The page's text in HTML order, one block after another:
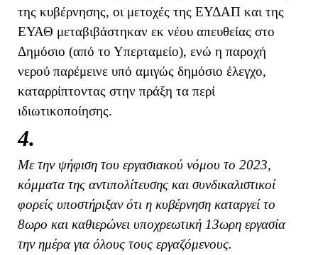
της κυβέρνησης, οι μετοχές της ΕΥΔΑΠ και της
ΕΥΑΘ μεταβιβάστηκαν εκ νέου απευθείας στο
Δημόσιο (από το Υπερταμείο), ενώ η παροχή
νερού παρέμεινε υπό αμιγώς δημόσιο έλεγχο,
καταρρίπτοντας στην πράξη τα περί
ιδιωτικοποίησης.
4.
Με την ψήφιση του εργασιακού νόμου το 2023,
κόμματα της αντιπολίτευσης και συνδικαλιστικοί
φορείς υποστήριξαν ότι η κυβέρνηση καταργεί το
8ωρο και καθιερώνει υποχρεωτική 13ωρη εργασία
την ημέρα για όλους τους εργαζόμενους.